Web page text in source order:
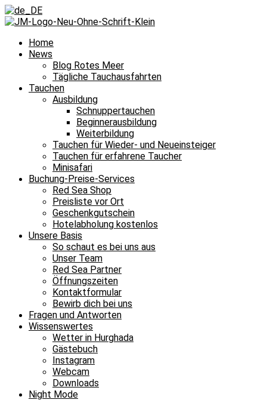
Home
News
Blog Rotes Meer
Tägliche Tauchausfahrten
Tauchen
Ausbildung
Schnuppertauchen
Beginnerausbildung
Weiterbildung
Tauchen für Wieder- und Neueinsteiger
Tauchen für erfahrene Taucher
Minisafari
Buchung-Preise-Services
Red Sea Shop
Preisliste vor Ort
Geschenkgutschein
Hotelabholung kostenlos
Unsere Basis
So schaut es bei uns aus
Unser Team
Red Sea Partner
Öffnungszeiten
Kontaktformular
Bewirb dich bei uns
Fragen und Antworten
Wissenswertes
Wetter in Hurghada
Gästebuch
Instagram
Webcam
Downloads
Night Mode